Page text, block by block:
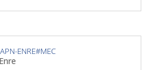
ENRE#MEC
Enre